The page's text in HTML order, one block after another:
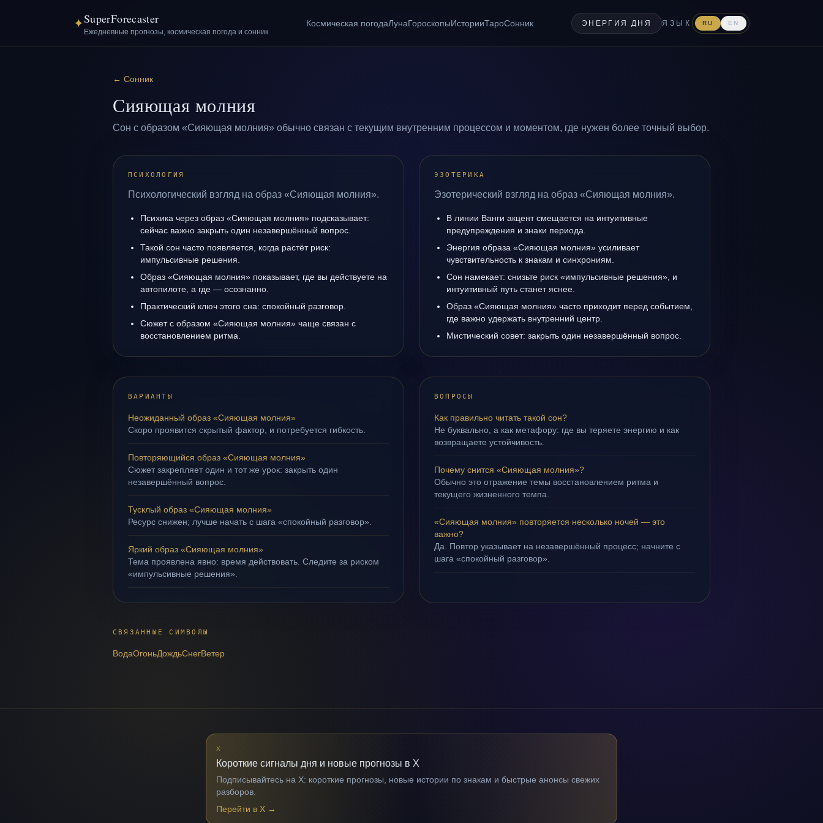
✦SuperForecaster
Ежедневные прогнозы, космическая погода и сонник
Космическая погодаЛунаГороскопыИсторииТароСонник ЭНЕРГИЯ ДНЯ ЯЗЫК RU EN
← Сонник
Сияющая молния
Сон с образом «Сияющая молния» обычно связан с текущим внутренним процессом и моментом, где нужен более точный выбор.
ПСИХОЛОГИЯ
Психологический взгляд на образ «Сияющая молния».
Психика через образ «Сияющая молния» подсказывает:
сейчас важно закрыть один незавершённый вопрос.
Такой сон часто появляется, когда растёт риск:
импульсивные решения.
Образ «Сияющая молния» показывает, где вы действуете на
автопилоте, а где — осознанно.
Практический ключ этого сна: спокойный разговор.
Сюжет с образом «Сияющая молния» чаще связан с
восстановлением ритма.
ЭЗОТЕРИКА
Эзотерический взгляд на образ «Сияющая молния».
В линии Ванги акцент смещается на интуитивные
предупреждения и знаки периода.
Энергия образа «Сияющая молния» усиливает
чувствительность к знакам и синхрониям.
Сон намекает: снизьте риск «импульсивные решения», и
интуитивный путь станет яснее.
Образ «Сияющая молния» часто приходит перед событием,
где важно удержать внутренний центр.
Мистический совет: закрыть один незавершённый вопрос.
ВАРИАНТЫ
Неожиданный образ «Сияющая молния»
Скоро проявится скрытый фактор, и потребуется гибкость.
Повторяющийся образ «Сияющая молния»
Сюжет закрепляет один и тот же урок: закрыть один
незавершённый вопрос.
Тусклый образ «Сияющая молния»
Ресурс снижен; лучше начать с шага «спокойный разговор».
Яркий образ «Сияющая молния»
Тема проявлена явно: время действовать. Следите за риском
«импульсивные решения».
ВОПРОСЫ
Как правильно читать такой сон?
Не буквально, а как метафору: где вы теряете энергию и как
возвращаете устойчивость.
Почему снится «Сияющая молния»?
Обычно это отражение темы восстановлением ритма и
текущего жизненного темпа.
«Сияющая молния» повторяется несколько ночей — это
важно?
Да. Повтор указывает на незавершённый процесс; начните с
шага «спокойный разговор».
СВЯЗАННЫЕ СИМВОЛЫ
ВодаОгоньДождьСнегВетер
X
Короткие сигналы дня и новые прогнозы в X
Подписывайтесь на X: короткие прогнозы, новые истории по знакам и быстрые анонсы свежих
разборов.
Перейти в X →